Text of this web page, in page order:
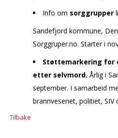
Info om sorggrupper
Sandefjord kommune,
Sorggruper.no. Starter i
Støttemarkering
etter selvmord. Årlig i
september. I samarbeid
brannvesenet, politiet, SIV
Tilbake